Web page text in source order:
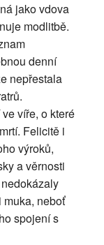
jako vdova
modlitbě.
denní
nepřestala
víře, o které
Felicitě i
výroků,
a věrnosti
neboť
spojení s